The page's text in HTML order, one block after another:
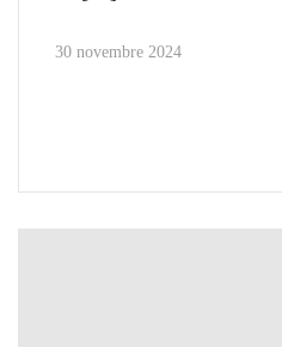
30 novembre 2024